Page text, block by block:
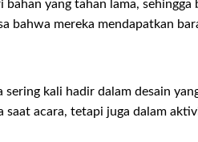
yang tahan lama,
bahwa mereka mendapatkan
sering kali hadir dalam desain
saat acara, tetapi juga dalam